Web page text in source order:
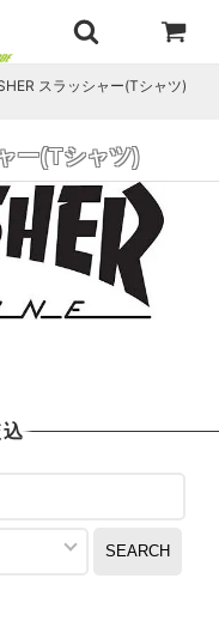
スラッシャー(Tシャツ)
ー(Tシャツ)